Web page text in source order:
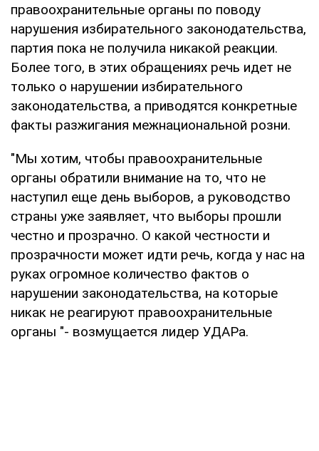
правоохранительные органы по поводу
нарушения избирательного законодательства,
партия пока не получила никакой реакции.
Более того, в этих обращениях речь идет не
только о нарушении избирательного
законодательства, а приводятся конкретные
факты разжигания межнациональной розни.
"Мы хотим, чтобы правоохранительные
органы обратили внимание на то, что не
наступил еще день выборов, а руководство
страны уже заявляет, что выборы прошли
честно и прозрачно. О какой честности и
прозрачности может идти речь, когда у нас на
руках огромное количество фактов о
нарушении законодательства, на которые
никак не реагируют правоохранительные
органы "- возмущается лидер УДАРа.